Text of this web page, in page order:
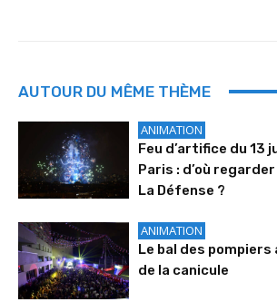
AUTOUR DU MÊME THÈME
ANIMATION
Feu d’artifice du 13
Paris : d’où
La Défense ?
ANIMATION
Le bal des pompiers
de la canicule